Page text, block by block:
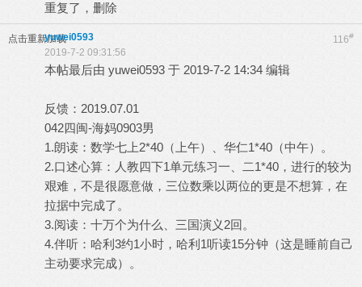
重复了，删除
点击重新加载 116#
yuwei0593
2019-7-2 09:31:56
本帖最后由 yuwei0593 于 2019-7-2 14:34 编辑
反馈：2019.07.01
042四闽-海妈0903男
1.朗读：数学七上2*40（上午）、华仁1*40（中午）。
2.口述心算：人教四下1单元练习一、二1*40，进行的较为
艰难，不是很愿意做，三位数乘以两位的更是不想算，在
拉据中完成了。
3.阅读：十万个为什么、三国演义2回。
4.伴听：哈利3约1小时，哈利1听读15分钟（这是睡前自己
主动要求完成）。